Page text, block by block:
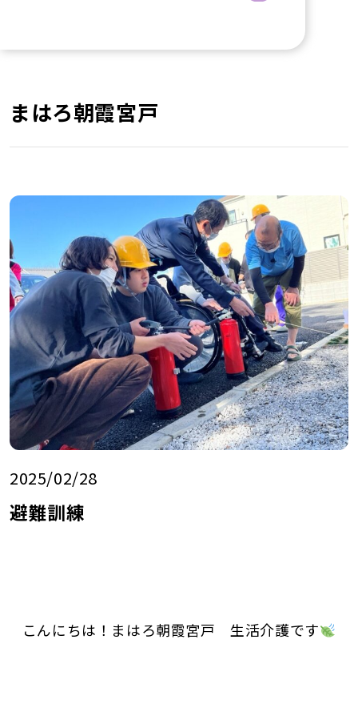
まはろ朝霞宮戸
2025/02/28
避難訓練
こんにちは！まはろ朝霞宮戸 生活介護です